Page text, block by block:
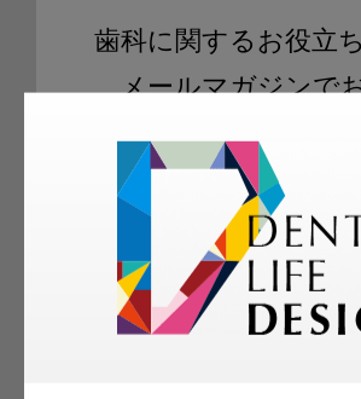
歯科に関するお役立
メールマガジンで
ご登録いただいた職種（歯
科衛生士、歯科技工士）に
容のメールマガジンをお届